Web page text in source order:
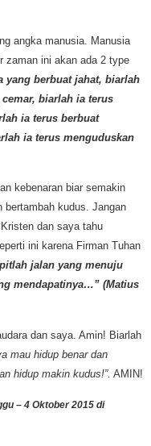
angka manusia. Manusia
zaman ini akan ada 2 type
yang berbuat jahat, biarlah
biarlah ia terus
ia terus berbuat
ia terus menguduskan
kebenaran biar semakin
bertambah kudus. Jangan
dan saya tahu
ini karena Firman Tuhan
jalan yang menuju
mendapatinya…” (Matius
dan saya. Amin! Biarlah
mau hidup benar dan
hidup makin kudus!”. AMIN!
– 4 Oktober 2015 di